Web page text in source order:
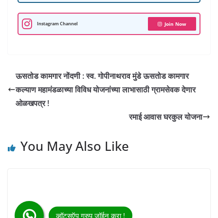
p
p
o
k
a
m
r I e
t
Instagram Channel Join Now
ऊसतोड कामगार नोंदणी : स्व. गोपीनाथराव मुंडे ऊसतोड कामगार
कल्याण महामंडळाच्या विविध योजनांच्या लाभासाठी ग्रामसेवक देणार
ओळखपत्र !
रमाई आवास घरकुल योजना
You May Also Like